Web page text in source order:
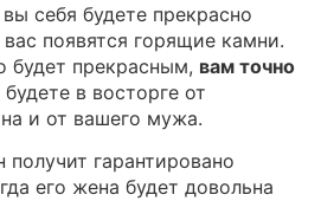
себя будете прекрасно
вас появятся горящие камни.
будет прекрасным, вам точно
в восторге от
и от вашего мужа.
получит гарантировано
его жена будет довольна